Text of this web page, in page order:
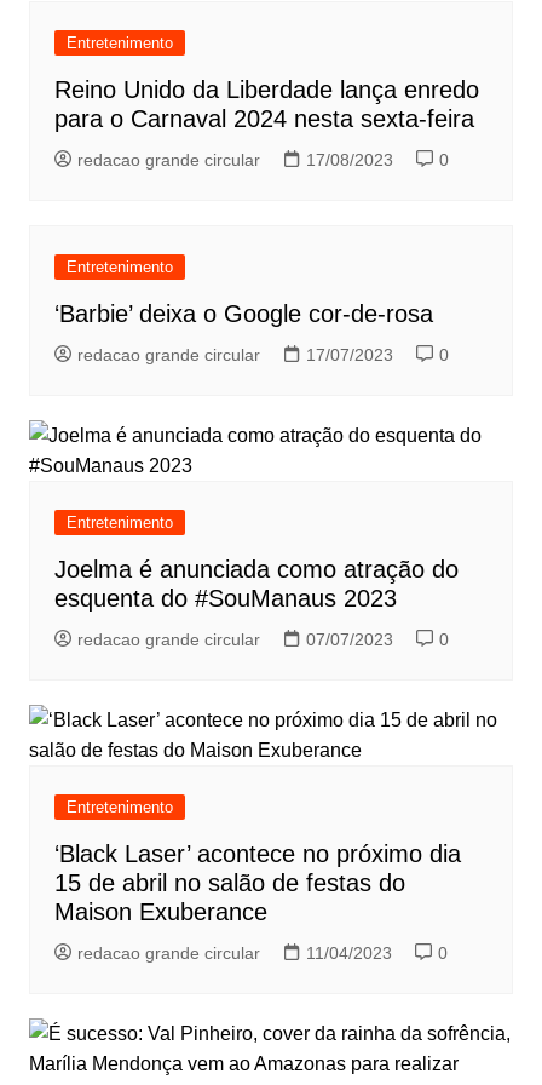
Entretenimento
Reino Unido da Liberdade lança enredo
para o Carnaval 2024 nesta sexta-feira
redacao grande circular 17/08/2023 0
Entretenimento
‘Barbie’ deixa o Google cor-de-rosa
redacao grande circular 17/07/2023 0
Entretenimento
Joelma é anunciada como atração do
esquenta do #SouManaus 2023
redacao grande circular 07/07/2023 0
Entretenimento
‘Black Laser’ acontece no próximo dia
15 de abril no salão de festas do
Maison Exuberance
redacao grande circular 11/04/2023 0